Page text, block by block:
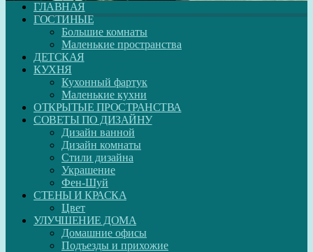
ГЛАВНАЯ
ГОСТИНЫЕ
Большие комнаты
Маленькие пространства
ДЕТСКАЯ
КУХНЯ
Кухонный фартук
Маленькие кухни
ОТКРЫТЫЕ ПРОСТРАНСТВА
СОВЕТЫ ПО ДИЗАЙНУ
Дизайн ванной
Дизайн комнаты
Стили дизайна
Украшение
Фен-Шуй
СТЕНЫ И КРАСКА
Цвет
УЛУЧШЕНИЕ ДОМА
Домашние офисы
Подъезды и прихожие